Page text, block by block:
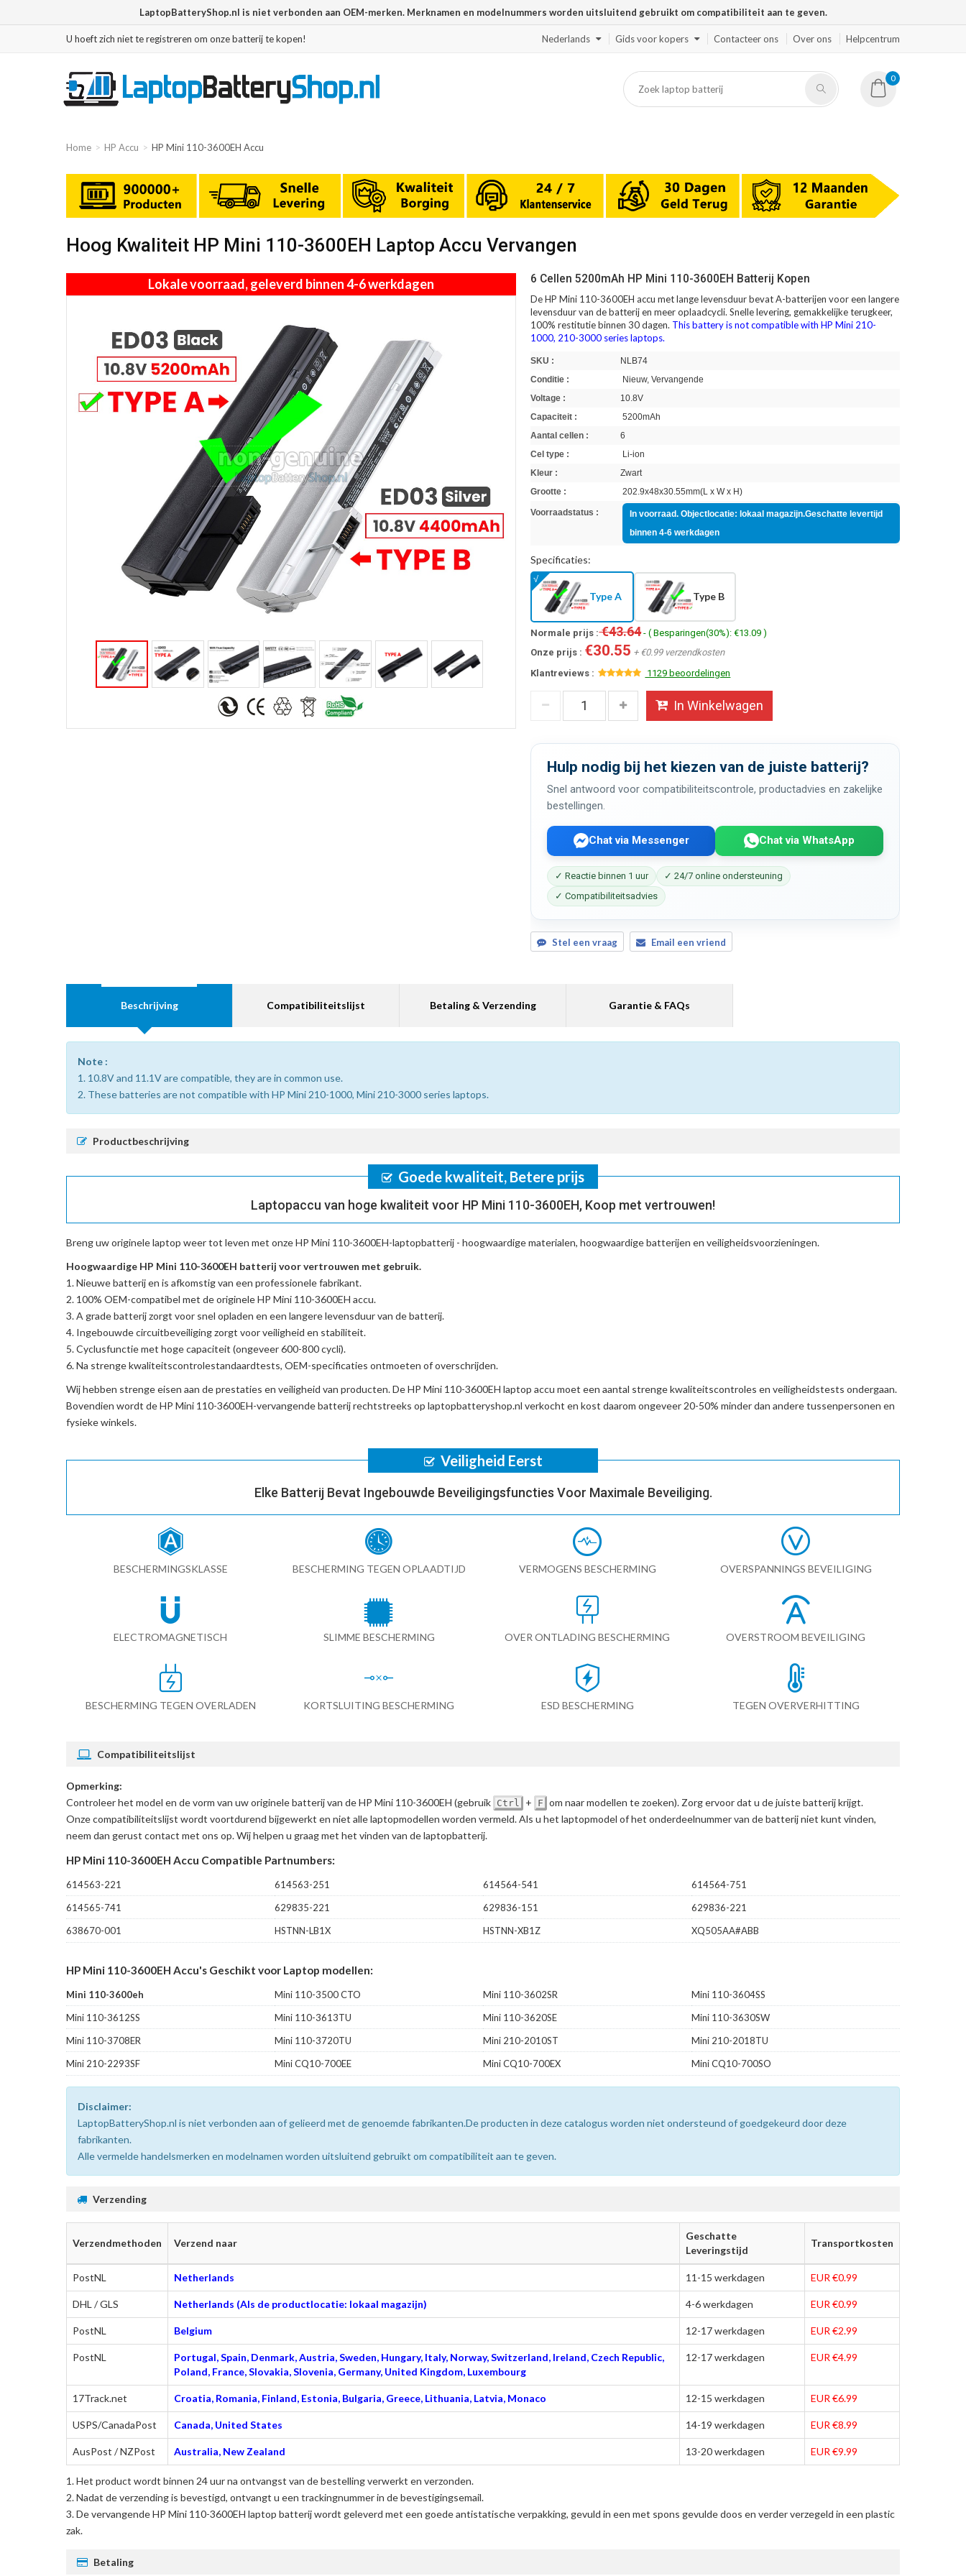
LaptopBatteryShop.nl is niet verbonden aan OEM-merken. Merknamen en modelnummers worden uitsluitend gebruikt om compatibiliteit aan te geven.
U hoeft zich niet te registreren om onze batterij te kopen! Nederlands Gids voor kopers Contacteer ons Over ons Helpcentrum
0
Home HP Accu HP Mini 110-3600EH Accu
Hoog Kwaliteit HP Mini 110-3600EH Laptop Accu Vervangen
Lokale voorraad, geleverd binnen 4-6 werkdagen 6 Cellen 5200mAh HP Mini 110-3600EH Batterij Kopen
De HP Mini 110-3600EH accu met lange levensduur bevat A-batterijen voor een langere
levensduur van de batterij en meer oplaadcycli. Snelle levering, gemakkelijke terugkeer,
100% restitutie binnen 30 dagen. This battery is not compatible with HP Mini 210-
1000, 210-3000 series laptops.
SKU :
NLB74
Conditie :
Nieuw, Vervangende
Voltage :
10.8V
Capaciteit :
5200mAh
Aantal cellen :
6
Cel type :
Li-ion
Kleur :
Zwart
Grootte :
202.9x48x30.55mm(L x W x H)
Voorraadstatus :
In voorraad. Objectlocatie: lokaal magazijn.Geschatte levertijd
binnen 4-6 werkdagen
Specificaties:
Type A Type B
Normale prijs :€43.64- ( Besparingen(30%): €13.09 )
Onze prijs : €30.55 + €0.99 verzendkosten
Klantreviews :
1129 beoordelingen
In Winkelwagen
Hulp nodig bij het kiezen van de juiste batterij?
Snel antwoord voor compatibiliteitscontrole, productadvies en zakelijke
bestellingen.
Chat via Messenger Chat via WhatsApp
✓ Reactie binnen 1 uur
✓ 24/7 online ondersteuning
✓ Compatibiliteitsadvies
Stel een vraag Email een vriend
Beschrijving Compatibiliteitslijst Betaling & Verzending Garantie & FAQs
Note :
1. 10.8V and 11.1V are compatible, they are in common use.
2. These batteries are not compatible with HP Mini 210-1000, Mini 210-3000 series laptops.
Productbeschrijving
Goede kwaliteit, Betere prijs
Laptopaccu van hoge kwaliteit voor HP Mini 110-3600EH, Koop met vertrouwen!
Breng uw originele laptop weer tot leven met onzeHP Mini 110-3600EH-laptopbatterij - hoogwaardige materialen, hoogwaardige batterijen en veiligheidsvoorzieningen.
Hoogwaardige HP Mini 110-3600EH batterij voor vertrouwen met gebruik.
Nieuwe batterij en is afkomstig van een professionele fabrikant.
100% OEM-compatibel met deoriginele HP Mini 110-3600EH accu.
A grade batterij zorgt voor snel opladen en een langere levensduur van de batterij.
Ingebouwde circuitbeveiliging zorgt voor veiligheid en stabiliteit.
Cyclusfunctie met hoge capaciteit (ongeveer 600-800 cycli).
Na strenge kwaliteitscontrolestandaardtests, OEM-specificaties ontmoeten of overschrijden.
Wij hebben strenge eisen aan de prestaties en veiligheid van producten. DeHP Mini 110-3600EH laptop accu moet een aantal strenge kwaliteitscontroles en veiligheidstests ondergaan.
Bovendien wordt deHP Mini 110-3600EH-vervangende batterijrechtstreeks op laptopbatteryshop.nl verkocht en kost daarom ongeveer 20-50% minder dan andere tussenpersonen en
fysieke winkels.
Veiligheid Eerst
Elke Batterij Bevat Ingebouwde Beveiligingsfuncties Voor Maximale Beveiliging.
BESCHERMINGSKLASSE BESCHERMING TEGEN OPLAADTIJD VERMOGENS BESCHERMING OVERSPANNINGS BEVEILIGING
ELECTROMAGNETISCH SLIMME BESCHERMING OVER ONTLADING BESCHERMING OVERSTROOM BEVEILIGING
BESCHERMING TEGEN OVERLADEN KORTSLUITING BESCHERMING ESD BESCHERMING TEGEN OVERVERHITTING
Compatibiliteitslijst
Opmerking:
Controleer het model en de vorm van uw originele batterij van de HP Mini 110-3600EH (gebruik Ctrl + F om naar modellen te zoeken). Zorg ervoor dat u de juiste batterij krijgt.
Onze compatibiliteitslijst wordt voortdurend bijgewerkt en niet alle laptopmodellen worden vermeld. Als u het laptopmodel of het onderdeelnummer van de batterij niet kunt vinden,
neem dan gerust contact met ons op. Wij helpen u graag met het vinden van de laptopbatterij.
HP Mini 110-3600EH Accu Compatible Partnumbers:
614563-221 614563-251 614564-541
614564-751
614565-741
629835-221 629836-151
629836-221
638670-001
HSTNN-LB1X HSTNN-XB1Z XQ505AA#ABB
HP Mini 110-3600EH Accu's Geschikt voor Laptop modellen:
Mini 110-3600eh Mini 110-3500 CTO Mini 110-3602SR
Mini 110-3604SS
Mini 110-3612SS
Mini 110-3613TU Mini 110-3620SE
Mini 110-3630SW
Mini 110-3708ER
Mini 110-3720TU Mini 210-2010ST
Mini 210-2018TU
Mini 210-2293SF
Mini CQ10-700EE Mini CQ10-700EX Mini CQ10-700SO
Disclaimer:
LaptopBatteryShop.nl is niet verbonden aan of gelieerd met de genoemde fabrikanten.De producten in deze catalogus worden niet ondersteund of goedgekeurd door deze
fabrikanten.
Alle vermelde handelsmerken en modelnamen worden uitsluitend gebruikt om compatibiliteit aan te geven.
Verzending
Verzendmethoden Verzend naar
Geschatte
Leveringstijd
Transportkosten
PostNL Netherlands 11-15 werkdagen EUR €0.99
DHL / GLS Netherlands (Als de productlocatie: lokaal magazijn) 4-6 werkdagen EUR €0.99
PostNL Belgium 12-17 werkdagen EUR €2.99
PostNL
Portugal, Spain, Denmark, Austria, Sweden, Hungary, Italy, Norway, Switzerland, Ireland, Czech Republic,
Poland, France, Slovakia, Slovenia, Germany, United Kingdom, Luxembourg
12-17 werkdagen EUR €4.99
17Track.net Croatia, Romania, Finland, Estonia, Bulgaria, Greece, Lithuania, Latvia, Monaco 12-15 werkdagen EUR €6.99
USPS/CanadaPost Canada, United States 14-19 werkdagen EUR €8.99
AusPost / NZPost Australia, New Zealand 13-20 werkdagen EUR €9.99
Het product wordt binnen 24 uur na ontvangst van de bestelling verwerkt en verzonden.
Nadat de verzending is bevestigd, ontvangt u een trackingnummer in de bevestigingsemail.
Devervangende HP Mini 110-3600EH laptop batterijwordt geleverd met een goede antistatische verpakking, gevuld in een met spons gevulde doos en verder verzegeld in een plastic
zak.
Betaling